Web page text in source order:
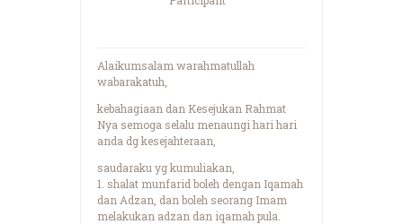
Alaikumsalam warahmatullah
wabarakatuh,
kebahagiaan dan Kesejukan Rahmat
Nya semoga selalu menaungi hari hari
anda dg kesejahteraan,
saudaraku yg kumuliakan,
1. shalat munfarid boleh dengan Iqamah
dan Adzan, dan boleh seorang Imam
melakukan adzan dan iqamah pula.